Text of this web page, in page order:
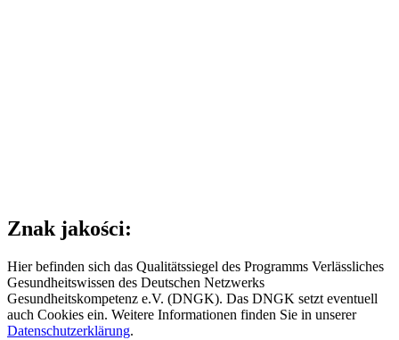
Znak jakości:
Hier befinden sich das Qualitätssiegel des Programms Verlässliches
Gesundheitswissen des Deutschen Netzwerks
Gesundheitskompetenz e.V. (DNGK). Das DNGK setzt eventuell
auch Cookies ein. Weitere Informationen finden Sie in unserer
Datenschutzerklärung.